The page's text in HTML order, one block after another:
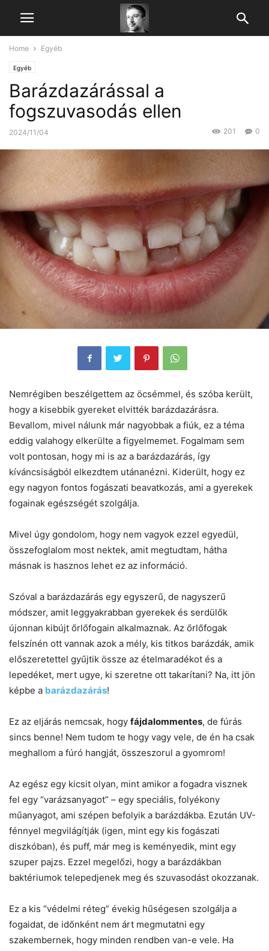
Home Egyéb
Egyéb
Barázdazárással a
fogszuvasodás ellen
2024/11/04 0
201
Nemrégiben beszélgettem az öcsémmel, és szóba került,
hogy a kisebbik gyereket elvitték barázdazárásra.
Bevallom, mivel nálunk már nagyobbak a fiúk, ez a téma
eddig valahogy elkerülte a figyelmemet. Fogalmam sem
volt pontosan, hogy mi is az a barázdazárás, így
kíváncsiságból elkezdtem utánanézni. Kiderült, hogy ez
egy nagyon fontos fogászati beavatkozás, ami a gyerekek
fogainak egészségét szolgálja.
Mivel úgy gondolom, hogy nem vagyok ezzel egyedül,
összefoglalom most nektek, amit megtudtam, hátha
másnak is hasznos lehet ez az információ.
Szóval a barázdazárás egy egyszerű, de nagyszerű
módszer, amit leggyakrabban gyerekek és serdülők
újonnan kibújt őrlőfogain alkalmaznak. Az őrlőfogak
felszínén ott vannak azok a mély, kis titkos barázdák, amik
előszeretettel gyűjtik össze az ételmaradékot és a
lepedéket, mert ugye, ki szeretne ott takarítani? Na, itt jön
képbe a barázdazárás!
Ez az eljárás nemcsak, hogy fájdalommentes, de fúrás
sincs benne! Nem tudom te hogy vagy vele, de én ha csak
meghallom a fúró hangját, összeszorul a gyomrom!
Az egész egy kicsit olyan, mint amikor a fogadra visznek
fel egy “varázsanyagot” – egy speciális, folyékony
műanyagot, ami szépen befolyik a barázdákba. Ezután UV-
fénnyel megvilágítják (igen, mint egy kis fogászati
diszkóban), és puff, már meg is keményedik, mint egy
szuper pajzs. Ezzel megelőzi, hogy a barázdákban
baktériumok telepedjenek meg és szuvasodást okozzanak.
Ez a kis “védelmi réteg” évekig hűségesen szolgálja a
fogaidat, de időnként nem árt megmutatni egy
szakembernek, hogy minden rendben van-e vele. Ha